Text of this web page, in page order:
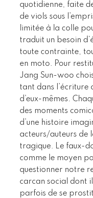
quotidienne, faite
de viols sous
limitée à la colle
traduit un besoin
toute contrainte,
en moto. Pour
Jang Sun-woo
tant dans l’écriture
d’eux-mêmes.
des moments
d’une histoire
acteurs/auteurs de
tragique. Le faux­-
comme le moyen
questionner notre
carcan social dont
parfois de se